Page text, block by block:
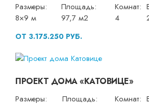
Размеры:
8×9 м
Площадь:
97,7 м2
Комнат:
4
ОТ 3.175.250 РУБ.
ПРОЕКТ ДОМА «КАТОВИЦЕ»
Размеры:
Площадь:
Комнат: